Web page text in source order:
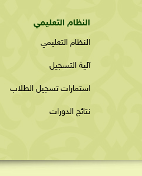
النظام التعليمي
النظام التعليمي
آلية التسجيل
استمارات تسجيل الطلاب
نتائج الدورات